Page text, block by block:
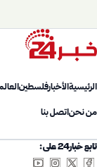
الرئيسيةالأخبارفلسطين
من نحناتصل بنا
تابع خبار24 على: